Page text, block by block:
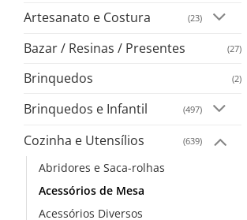
Artesanato e Costura (23)
Bazar / Resinas / Presentes (27)
Brinquedos (2)
Brinquedos e Infantil (497)
Cozinha e Utensílios (639)
Abridores e Saca-rolhas
Acessórios de Mesa
Acessórios Diversos